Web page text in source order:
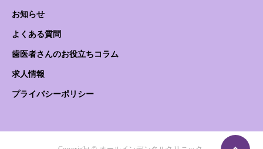
お知らせ
よくある質問
歯医者さんのお役立ちコラム
求人情報
プライバシーポリシー